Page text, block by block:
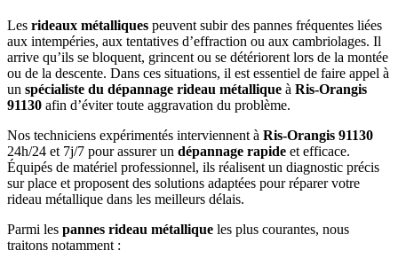
Les rideaux métalliques peuvent subir des pannes fréquentes liées
aux intempéries, aux tentatives d’effraction ou aux cambriolages. Il
arrive qu’ils se bloquent, grincent ou se détériorent lors de la montée
ou de la descente. Dans ces situations, il est essentiel de faire appel à
un spécialiste du dépannage rideau métallique à Ris-Orangis
91130 afin d’éviter toute aggravation du problème.
Nos techniciens expérimentés interviennent à Ris-Orangis 91130
24h/24 et 7j/7 pour assurer un dépannage rapide et efficace.
Équipés de matériel professionnel, ils réalisent un diagnostic précis
sur place et proposent des solutions adaptées pour réparer votre
rideau métallique dans les meilleurs délais.
Parmi les pannes rideau métallique les plus courantes, nous
traitons notamment :